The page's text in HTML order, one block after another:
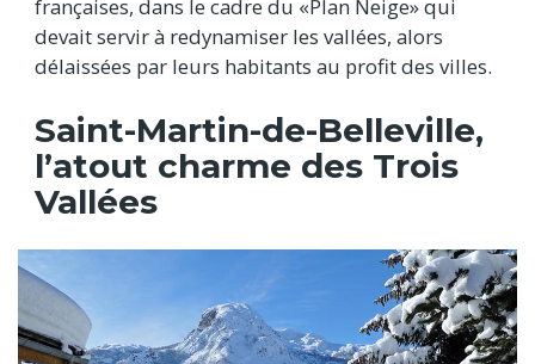
françaises, dans le cadre du «Plan Neige» qui
devait servir à redynamiser les vallées, alors
délaissées par leurs habitants au profit des villes.
Saint-Martin-de-Belleville,
l’atout charme des Trois
Vallées